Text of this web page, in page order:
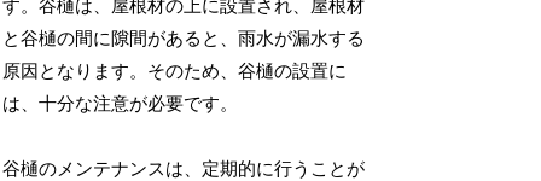
す。谷樋は、屋根材の上に設置され、屋根材
と谷樋の間に隙間があると、雨水が漏水する
原因となります。そのため、谷樋の設置に
は、十分な注意が必要です。
谷樋のメンテナンスは、定期的に行うことが